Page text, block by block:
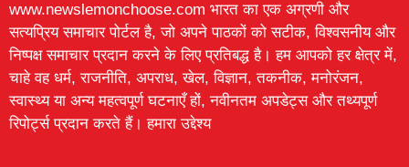
www.newslemonchoose.com भारत का एक अग्रणी और
सत्यप्रिय समाचार पोर्टल है, जो अपने पाठकों को सटीक, विश्वसनीय और
निष्पक्ष समाचार प्रदान करने के लिए प्रतिबद्ध है। हम आपको हर क्षेत्र में,
चाहे वह धर्म, राजनीति, अपराध, खेल, विज्ञान, तकनीक, मनोरंजन,
स्वास्थ्य या अन्य महत्वपूर्ण घटनाएँ हों, नवीनतम अपडेट्स और तथ्यपूर्ण
रिपोर्ट्स प्रदान करते हैं। हमारा उद्देश्य